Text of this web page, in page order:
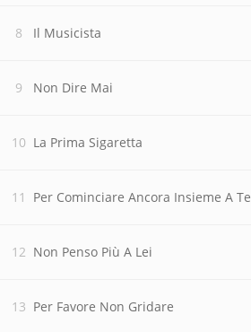
Il Musicista
Non Dire Mai
La Prima Sigaretta
Per Cominciare Ancora Insieme A Te
Non Penso Più A Lei
Per Favore Non Gridare